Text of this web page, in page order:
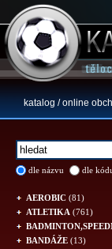
katalog / online
dle názvu dle
AEROBIC (81)
ATLETIKA (761)
BANDÁŽE (13)